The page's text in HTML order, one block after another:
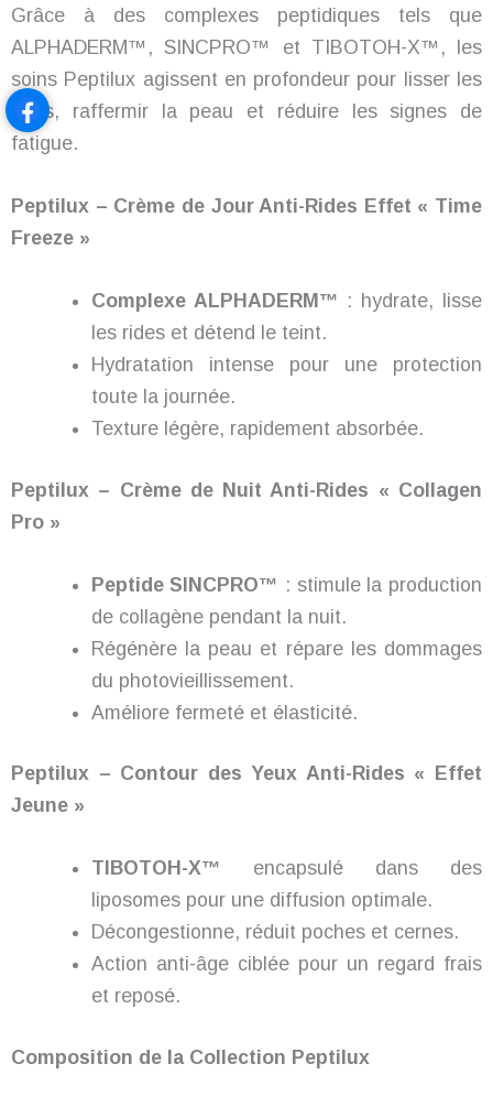
Grâce à des complexes peptidiques tels que
ALPHADERM™, SINCPRO™ et TIBOTOH-X™, les
soins Peptilux agissent en profondeur pour lisser les
rides, raffermir la peau et réduire les signes de
fatigue.
Peptilux – Crème de Jour Anti-Rides Effet « Time
Freeze »
Complexe ALPHADERM™ : hydrate, lisse
les rides et détend le teint.
Hydratation intense pour une protection
toute la journée.
Texture légère, rapidement absorbée.
Peptilux – Crème de Nuit Anti-Rides « Collagen
Pro »
Peptide SINCPRO™ : stimule la production
de collagène pendant la nuit.
Régénère la peau et répare les dommages
du photovieillissement.
Améliore fermeté et élasticité.
Peptilux – Contour des Yeux Anti-Rides « Effet
Jeune »
TIBOTOH-X™ encapsulé dans des
liposomes pour une diffusion optimale.
Décongestionne, réduit poches et cernes.
Action anti-âge ciblée pour un regard frais
et reposé.
Composition de la Collection Peptilux